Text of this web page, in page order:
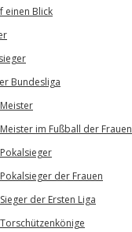
einen Blick
Bundesliga
im Fußball der Frauen
der Frauen
der Ersten Liga